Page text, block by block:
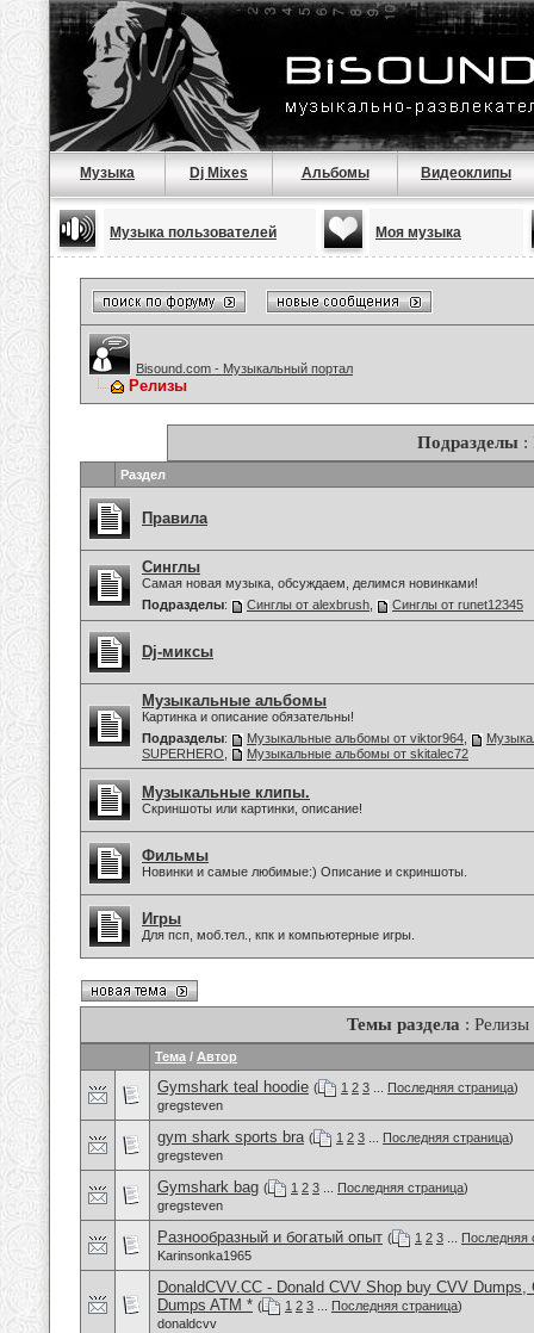
Музыка Dj Mixes Альбомы Видеоклипы
Музыка пользователей Моя музыка
Bisound.com - Музыкальный портал
Релизы
Подразделы :
Раздел
Правила
Синглы
Самая новая музыка, обсуждаем, делимся новинками!
Подразделы: Синглы от alexbrush Синглы от runet12345
Dj-миксы
Музыкальные альбомы
Картинка и описание обязательны!
Подразделы: Музыкальные альбомы от viktor964
SUPERHERO
Музыкальные альбомы от skitalec72
Музыкальные клипы.
Скриншоты или картинки, описание!
Фильмы
Новинки и самые любимые:) Описание и скриншоты.
Игры
Для псп, моб.тел., кпк и компьютерные игры.
Темы раздела : Релизы
Тема / Автор
Gymshark teal hoodie ( 1 2 3 Последняя страница)
gregsteven
gym shark sports bra ( 1 2 3 Последняя страница)
gregsteven
Gymshark bag ( 1 2 3 Последняя страница)
gregsteven
Разнообразный и богатый опыт ( 1 2 3
Последняя
Karinsonka1965
DonaldCVV.CC - Donald CVV Shop buy CVV
Dumps ATM * ( 1 2 3 Последняя страница)
donaldcvv